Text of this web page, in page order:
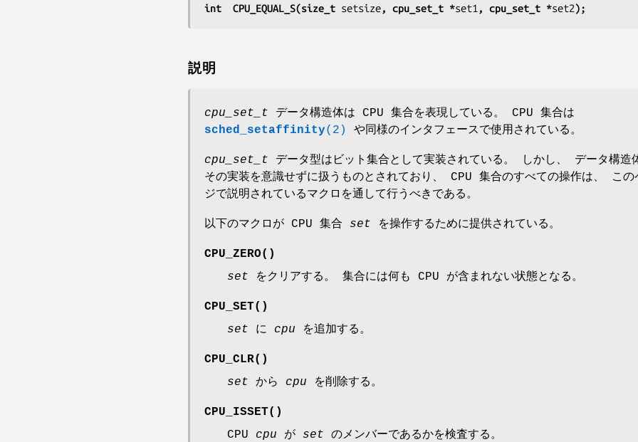
int  CPU_EQUAL_S(size_t setsize, cpu_set_t *set1 , cpu_set_t *set2);
説明
cpu_set_t データ構造体は CPU 集合を表現している。 CPU 集合は
sched_setaffinity(2) や同様のインタフェースで使用されている。
cpu_set_t データ型はビット集合として実装されている。 しかし、 データ構造
その実装を意識せずに扱うものとされており、 CPU 集合のすべての操作は、 この
ジで説明されているマクロを通して行うべきである。
以下のマクロが CPU 集合 set を操作するために提供されている。
CPU_ZERO()
set をクリアする。 集合には何も CPU が含まれない状態となる。
CPU_SET()
set に cpu を追加する。
CPU_CLR()
set から cpu を削除する。
CPU_ISSET()
CPU cpu が set のメンバーであるかを検査する。